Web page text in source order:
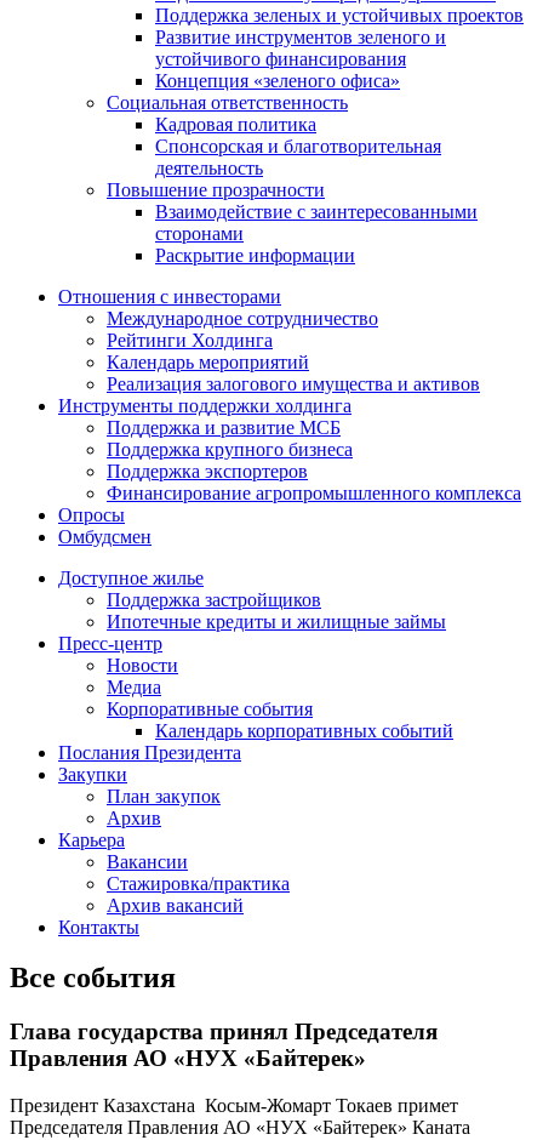
Поддержка зеленых и устойчивых проектов
Развитие инструментов зеленого и
устойчивого финансирования
Концепция «зеленого офиса»
Социальная ответственность
Кадровая политика
Спонсорская и благотворительная
деятельность
Повышение прозрачности
Взаимодействие с заинтересованными
сторонами
Раскрытие информации
Отношения с инвесторами
Международное сотрудничество
Рейтинги Холдинга
Календарь мероприятий
Реализация залогового имущества и активов
Инструменты поддержки холдинга
Поддержка и развитие МСБ
Поддержка крупного бизнеса
Поддержка экспортеров
Финансирование агропромышленного комплекса
Опросы
Омбудсмен
Доступное жилье
Поддержка застройщиков
Ипотечные кредиты и жилищные займы
Пресс-центр
Новости
Медиа
Корпоративные события
Календарь корпоративных событий
Послания Президента
Закупки
План закупок
Архив
Карьера
Вакансии
Стажировка/практика
Архив вакансий
Контакты
Все события
Глава государства принял Председателя
Правления АО «НУХ «Байтерек»
Президент Казахстана Косым-Жомарт Токаев примет
Председателя Правления АО «НУХ «Байтерек» Каната